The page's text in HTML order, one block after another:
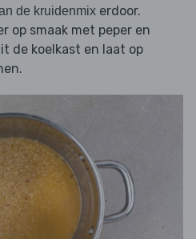
de kruidenmix erdoor.
op smaak met peper en
de koelkast en laat op